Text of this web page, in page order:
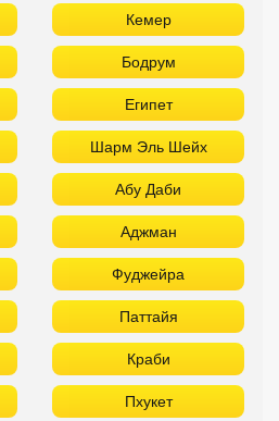
Кемер
Бодрум
Египет
Шарм Эль Шейх
Абу Даби
Аджман
Фуджейра
Паттайя
Краби
Пхукет